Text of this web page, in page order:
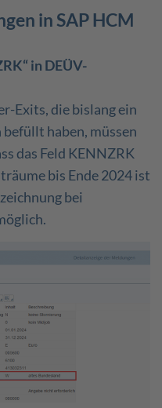
in SAP HCM
in DEÜV-
Exits, die bislang ein
haben, müssen
das Feld KENNZRK
bis Ende 2024 ist
bei